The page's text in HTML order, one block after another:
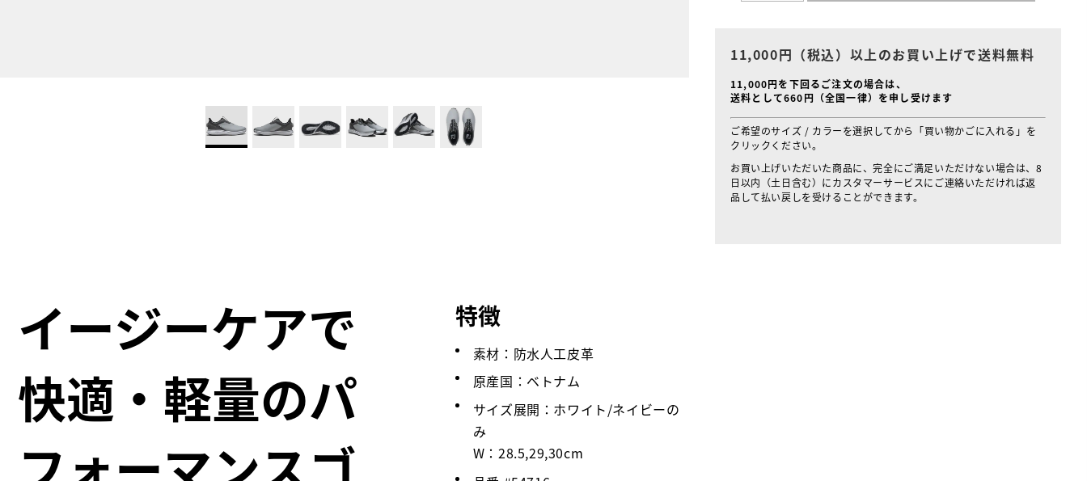
11,000円（税込）以上のお買い上げで送料無料
11,000円を下回るご注文の場合は、
送料として660円（全国一律）を申し受けます
ご希望のサイズ / カラーを選択してから「買い物かごに入れる」を
クリックください。
お買い上げいただいた商品に、完全にご満足いただけない場合は、8
日以内（土日含む）にカスタマーサービスにご連絡いただければ返
品して払い戻しを受けることができます。
イージーケアで
快適・軽量のパ
フォーマンスゴ
特徴
素材：防水人工皮革
原産国：ベトナム
サイズ展開：ホワイト/ネイビーの
み
W：28.5,29,30cm